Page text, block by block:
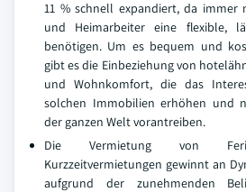
11 % schnell expandiert, da immer
und Heimarbeiter eine flexible,
benötigen. Um es bequem und
gibt es die Einbeziehung von
und Wohnkomfort, die das
solchen Immobilien erhöhen und
der ganzen Welt vorantreiben.
Die Vermietung von
Kurzzeitvermietungen gewinnt an
aufgrund der zunehmenden